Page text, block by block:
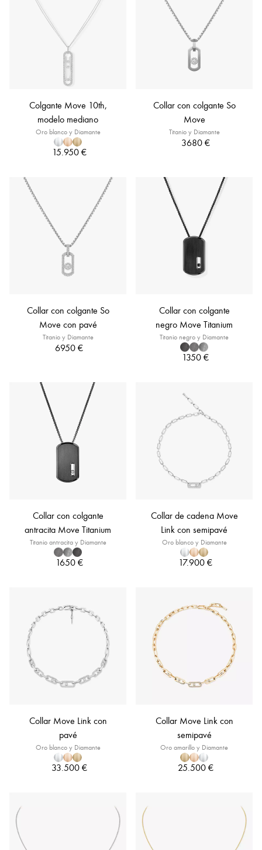
Colgante Move 10th,
modelo mediano
Oro blanco y Diamante
15.950 €
Collar con colgante So
Move
Titanio y Diamante
3680 €
Collar con colgante So
Move con pavé
Titanio y Diamante
6950 €
Collar con colgante
negro Move Titanium
Titanio negro y Diamante
1350 €
Collar con colgante
antracita Move Titanium
Titanio antracita y Diamante
1650 €
Collar de cadena Move
Link con semipavé
Oro blanco y Diamante
17.900 €
Collar Move Link con
pavé
Oro blanco y Diamante
33.500 €
Collar Move Link con
semipavé
Oro amarillo y Diamante
25.500 €